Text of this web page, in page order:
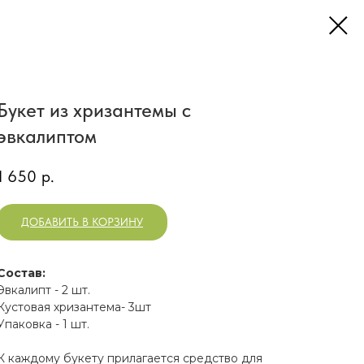
из хризантемы с
650 р.
ДОБАВИТЬ В КОРЗИНУ
- 2 шт.
хризантема- 3шт
- 1 шт.
каждому букету прилагается средство для